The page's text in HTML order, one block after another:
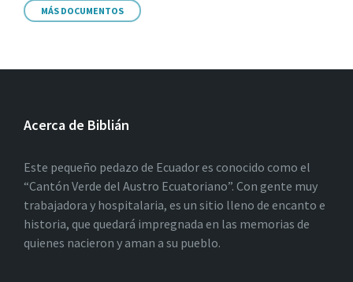
MÁS DOCUMENTOS
Acerca de Biblián
Este pequeño pedazo de Ecuador es conocido como el
“Cantón Verde del Austro Ecuatoriano”. Con gente muy
trabajadora y hospitalaria, es un sitio lleno de encanto e
historia, que quedará impregnada en las memorias de
quienes nacieron y aman a su pueblo.